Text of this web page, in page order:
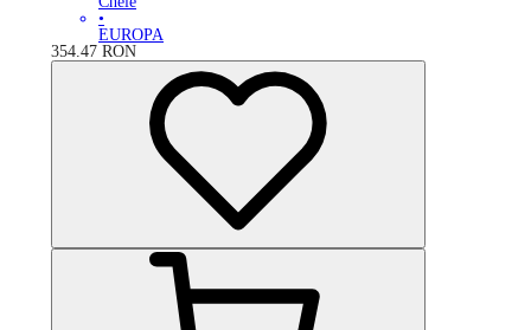
•
EUROPA
354.47 RON